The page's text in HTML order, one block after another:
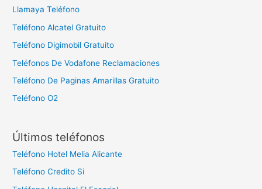
Llamaya Teléfono
Teléfono Alcatel Gratuito
Teléfono Digimobil Gratuito
Teléfonos De Vodafone Reclamaciones
Teléfono De Paginas Amarillas Gratuito
Teléfono O2
Últimos teléfonos
Teléfono Hotel Melia Alicante
Teléfono Credito Si